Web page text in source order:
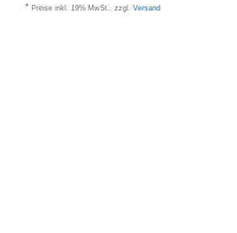
* Preise inkl. 19% MwSt., zzgl. Versand